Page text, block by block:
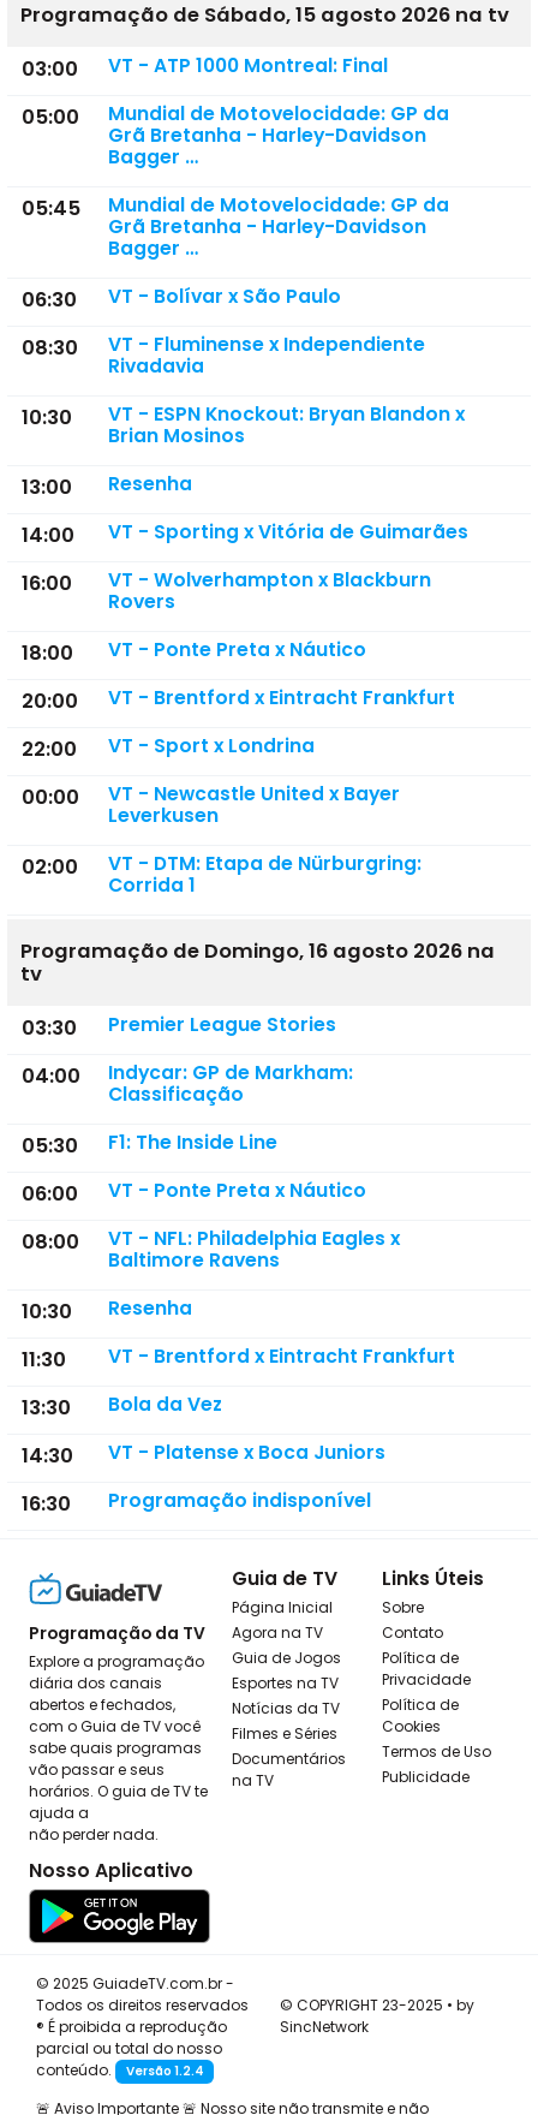
Programação de Sábado, 15 agosto 2026 na tv
03:00
VT - ATP 1000 Montreal: Final
05:00
Mundial de Motovelocidade: GP da
Grã Bretanha - Harley-Davidson
Bagger …
05:45
Mundial de Motovelocidade: GP da
Grã Bretanha - Harley-Davidson
Bagger …
06:30 VT - Bolívar x São Paulo
08:30
VT - Fluminense x Independiente
Rivadavia
10:30
VT - ESPN Knockout: Bryan Blandon x
Brian Mosinos
13:00 Resenha
14:00 VT - Sporting x Vitória de Guimarães
16:00
VT - Wolverhampton x Blackburn
Rovers
18:00 VT - Ponte Preta x Náutico
20:00 VT - Brentford x Eintracht Frankfurt
22:00 VT - Sport x Londrina
00:00
VT - Newcastle United x Bayer
Leverkusen
02:00
VT - DTM: Etapa de Nürburgring:
Corrida 1
Programação de Domingo, 16 agosto 2026 na
tv
03:30
Premier League Stories
04:00
Indycar: GP de Markham:
Classificação
05:30 F1: The Inside Line
06:00 VT - Ponte Preta x Náutico
08:00
VT - NFL: Philadelphia Eagles x
Baltimore Ravens
10:30 Resenha
11:30 VT - Brentford x Eintracht Frankfurt
13:30 Bola da Vez
14:30 VT - Platense x Boca Juniors
16:30 Programação indisponível
Programação da TV
Explore a programação
diária dos canais
abertos e fechados,
com o Guia de TV você
sabe quais programas
vão passar e seus
horários. O guia de TV te
ajuda a
não perder nada.
Nosso Aplicativo
Guia de TV
Página Inicial
Agora na TV
Guia de Jogos
Esportes na TV
Notícias da TV
Filmes e Séries
Documentários
na TV
Links Úteis
Sobre
Contato
Política de
Privacidade
Política de
Cookies
Termos de Uso
Publicidade
© 2025 GuiadeTV.com.br -
Todos os direitos reservados
® É proibida a reprodução
parcial ou total do nosso
conteúdo.
Versão 1.2.4
© COPYRIGHT 23-2025 • by
SincNetwork
🚨 Aviso Importante 🚨 Nosso site não transmite e não